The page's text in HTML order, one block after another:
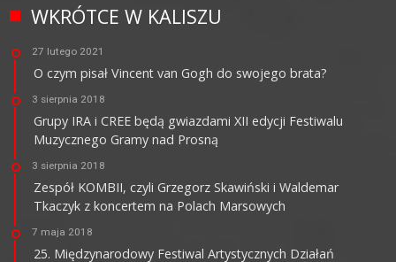
WKRÓTCE W KALISZU
27 lutego 2021
O czym pisał Vincent van Gogh do swojego brata?
3 sierpnia 2018
Grupy IRA i CREE będą gwiazdami XII edycji Festiwalu
Muzycznego Gramy nad Prosną
3 sierpnia 2018
Zespół KOMBII, czyli Grzegorz Skawiński i Waldemar
Tkaczyk z koncertem na Polach Marsowych
7 maja 2018
25. Międzynarodowy Festiwal Artystycznych Działań